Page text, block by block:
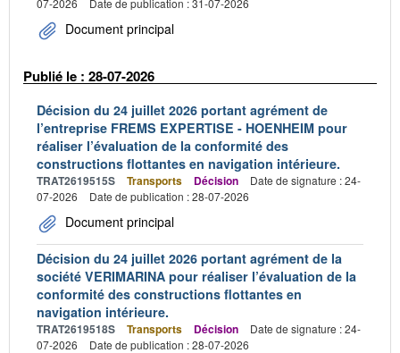
Document principal
Publié le : 28-07-2026
Décision du 24 juillet 2026 portant agrément de
l’entreprise FREMS EXPERTISE - HOENHEIM pour
réaliser l’évaluation de la conformité des
constructions flottantes en navigation intérieure.
TRAT2619515S Transports Décision
Date de signature : 24-
07-2026
Date de publication : 28-07-2026
Document principal
Décision du 24 juillet 2026 portant agrément de la
société VERIMARINA pour réaliser l’évaluation de la
conformité des constructions flottantes en
navigation intérieure.
TRAT2619518S Transports Décision
Date de signature : 24-
07-2026
Date de publication : 28-07-2026